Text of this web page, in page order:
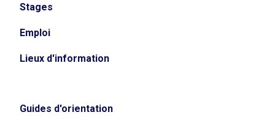
Stages
Emploi
Lieux d'information
Guides d'orientation